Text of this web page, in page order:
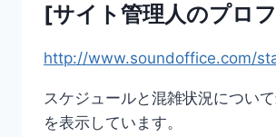
[サイト管理人のプロ
http://www.soundoffice.com/
スケジュールと混雑状況につい
を表示しています。